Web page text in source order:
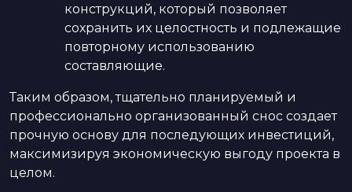
конструкций, который позволяет
сохранить их целостность и подлежащие
повторному использованию
составляющие.
Таким образом, тщательно планируемый и
профессионально организованный снос создает
прочную основу для последующих инвестиций,
максимизируя экономическую выгоду проекта в
целом.